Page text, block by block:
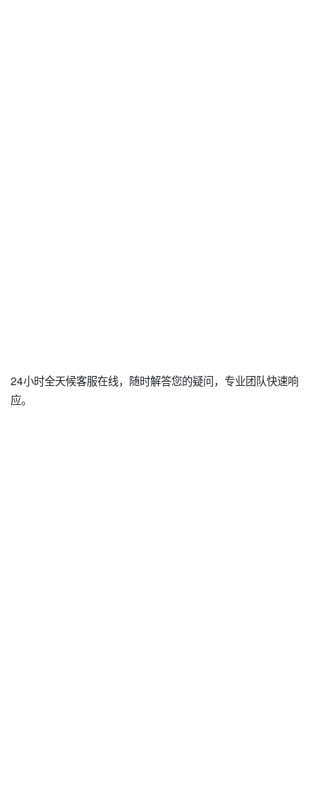
24小时全天候客服在线，随时解答您的疑问，专业团队快速响
应。